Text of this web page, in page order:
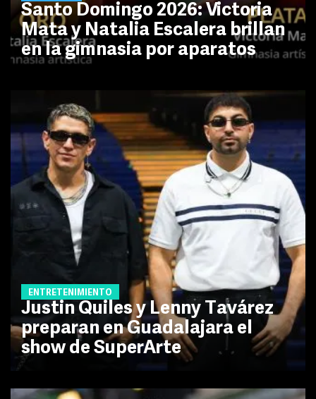
Santo Domingo 2026: Victoria
Mata y Natalia Escalera brillan
en la gimnasia por aparatos
ENTRETENIMIENTO
Justin Quiles y Lenny Tavárez
preparan en Guadalajara el
show de SuperArte